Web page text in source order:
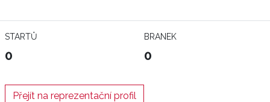
STARTŮ
0
BRANEK
0
Přejít na reprezentační profil